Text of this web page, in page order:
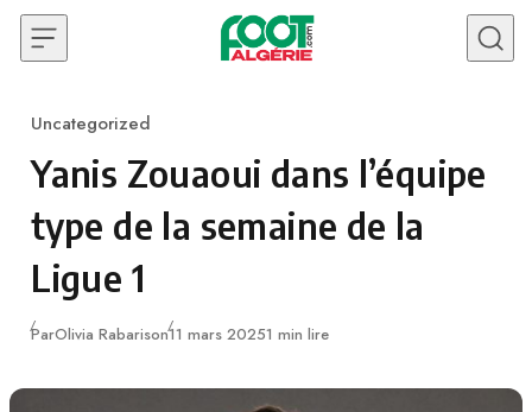
Skip to content
Category
Uncategorized
Yanis Zouaoui dans l’équipe
type de la semaine de la
Ligue 1
ParOlivia RabarisonPublié
11 mars 20251 min lire